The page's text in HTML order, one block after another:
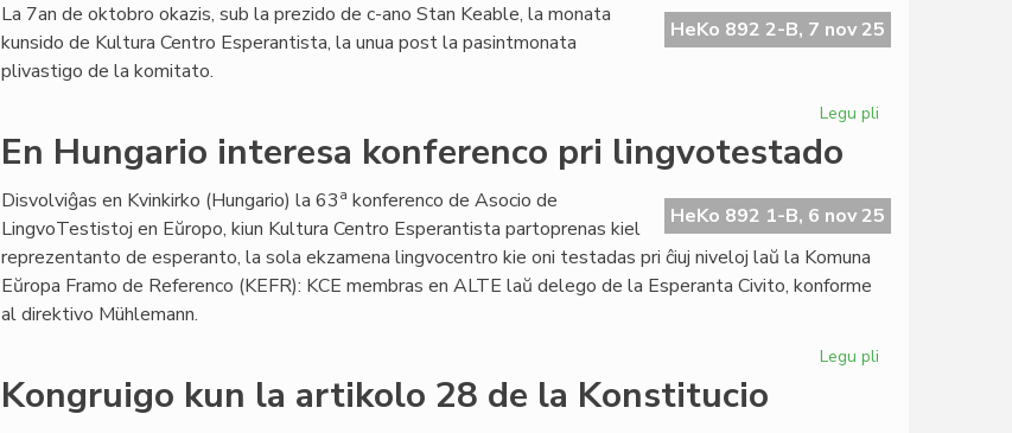
la
Fajszi-
HeKo 892 2-B, 7 nov 25
La 7an de oktobro okazis, sub la prezido de c-ano Stan Keable, la monata
kunsido de Kultura Centro Esperantista, la unua post la pasintmonata
plivastigo de la komitato.
Legu pli
kunsidis
kun
En Hungario interesa konferenco pri lingvotestado
HeKo 892 1-B, 6 nov 25
Disvolviĝas en Kvinkirko (Hungario) la 63a konferenco de Asocio de
LingvoTestistoj en Eŭropo, kiun Kultura Centro Esperantista partoprenas kiel
reprezentanto de esperanto, la sola ekzamena lingvocentro kie oni testadas pri ĉiuj niveloj laŭ la Komuna
Eŭropa Framo de Referenco (KEFR): KCE membras en ALTE laŭ delego de la Esperanta Civito, konforme
al direktivo Mühlemann.
Legu pli
Kongruigo kun la artikolo 28 de la Konstitucio